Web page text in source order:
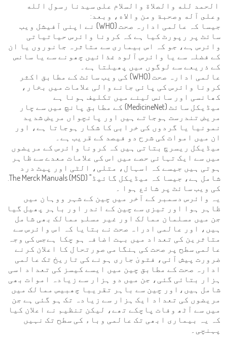
الحمد لله والصلاة والسلام على سيدنا رسول الله
وعلى آله وصحبة ومن والاه، وبعد:
جیسا کہ عالمی ادارہ صحت (WHO) نے اپنی آفیشل ویب
سائٹ پر رپورٹ کیا ہے کہ کرونا وائرس حیاتیاتی
وائرس ہے، جو کہ اس بیماری سے متاثرہ جانوروں یا ان
کے فضلہ سے یا وائرس آلود غذائیں چھونے سے یا سانس
کے ذریعے سے لوگوں میں پھیلتا ہے۔
عالمی ادارہ صحت (WHO) کی ویب سائٹ کے مطابق اکثر
کرونا وائرس کی پائی جانے والی علامات میں بخار،
کھانسی اور سانس لینے میں تکلیف ہونا ہے
میڈیکل سائٹ (MedicineNet) کے مطابق پانچ میں سے چار
مریض تندرست ہوجاتے ہیں اور پانچواں مریض شدید
نمونیا یا گردوں کی خرابی کا شکار ہوجاتا ہے، اور
ان میں اموات کی شرح دو فیصد کے قریب ہے۔
میڈیکل ریسرچ بتاتی ہیں کہ کرونا وائرس کے مریضوں
میں سے ایک تہائی حصے میں اس کی علامات معدے سے ظاہر
ہوتی ہیں جیسے کہ اسہال، متلی، الٹی اور پیٹ درد
شامل ہے، جیسا کہ میڈیکل گائیڈ" The Merck Manuals (MSD).
کی ویب سائٹ پر شائع ہوا ۔
یہ وائرس دسمبر کے آخر میں چین کے شہر ووہان میں
ظاہر ہوا اور تیزی سے چین کے اندر اور باہر پھیل گیا
جن میں مسلمان ممالک اور غیر مسلم ممالک بھی شامل
ہیں، اور عالمی ادراہ صحت نے بتایا کہ اس وائرس سے
متاثرین کی تعداد میں بہت اضافہ ہو چکا ہےجس کی وجہ
عالمی سطح پر صحت کی ہنگامی صورتحال کا اعلان کرنے
ضرورت پیش آئی، فتویٰ جاری ہونے کی تاریخ تک عالمی
ادارہ صحت کے مطابق چین میں ایسے کیسز کی تعداد اسی
ہزار بتائی گئی، جن میں دو ہزار سے زیادہ اموات بھی
شامل ہیں،اور چین سے باہر تقریبا چھبیس ممالک میں
مریضوں کی تعداد ایک ہزار سے زیادہ تک ہو گئی ہے جن
میں سے آٹھ وفات پاچکے تھے، لیکن تنظیم نے اعلان کیا
کہ یہ بیماری ابھی تک عالمی وباء کی سطح تک نہیں
پہنچی۔